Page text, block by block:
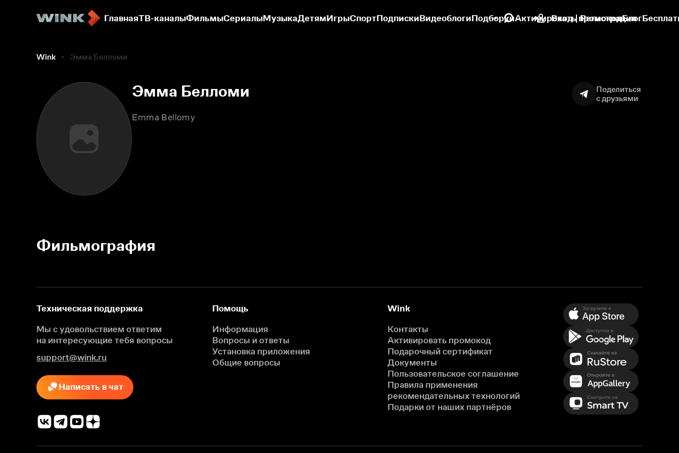
ГлавнаяТВ-каналыФильмыСериалыМузыкаДетямИгрыСпортПодпискиВидеоблогиПодборкиАктивировать промокодБлог
Вход | Регистрация
Wink Эмма Белломи
Эмма Белломи
Emma Bellomy
Поделиться
с друзьями
Фильмография
Техническая поддержка
Мы с удовольствием ответим
на интересующие тебя вопросы
support@wink.ru
Написать в чат
Помощь
Информация
Вопросы и ответы
Установка приложения
Общие вопросы
Wink
Контакты
Активировать промокод
Подарочный сертификат
Документы
Пользовательское соглашение
Правила применения
рекомендательных технологий
Подарки от наших партнёров